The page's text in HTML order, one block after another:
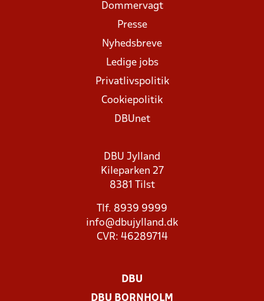
Dommervagt
Presse
Nyhedsbreve
Ledige jobs
Privatlivspolitik
Cookiepolitik
DBUnet
DBU Jylland
Kileparken 27
8381 Tilst
Tlf. 8939 9999
info@dbujylland.dk
CVR: 46289714
DBU
DBU BORNHOLM